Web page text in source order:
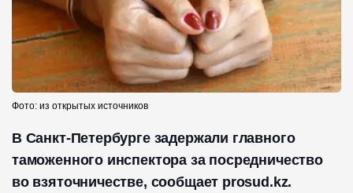
Фото: из открытых источников
В Санкт-Петербурге задержали главного
таможенного инспектора за посредничество
во взяточничестве, сообщает prosud.kz.